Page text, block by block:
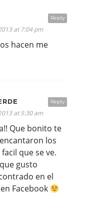
Reply
at 7:04 pm
hacen me
Reply
at 5:30 am
Que bonito te
los
que se ve.
gusto
en el
Facebook